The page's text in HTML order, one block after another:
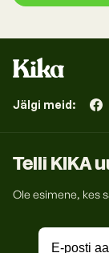
Jälgi meid:
Telli KIKA
Ole esimene, kes